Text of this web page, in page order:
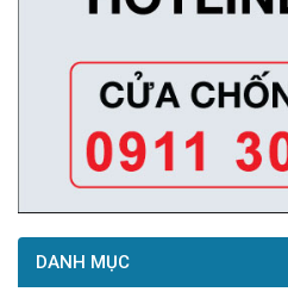
DANH MỤC